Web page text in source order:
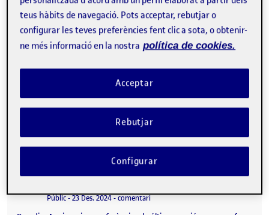
Publicat per
Ariadna Vidal Vivas
Visibilitat:
Públic -Data de publicació
8 Gen. 2025 -comentariel ENTRADA 11. Avaluació final 8/1/
Avui tot i haver acabar les pràctiques al desembre, ens hem
trobat amb el professorat de les aules en les que s’ha fet la
ja han passat uns dies. En aquesta sessió primerament hem
reflexionat sobre com ha anat el procés, s’ha reflexionat sobre les
Visibilitat:
Públic-Data de publicació
23 Des. 2024-comentariel ENTRADA 10: Avaluació contínua
teus hàbits de navegació. Pots acceptar, rebutjar o
configurar les teves preferències fent clic a sota, o obtenir-
ne més informació en la nostra política de cookies.
Rebutjar
Acceptar
Configurar